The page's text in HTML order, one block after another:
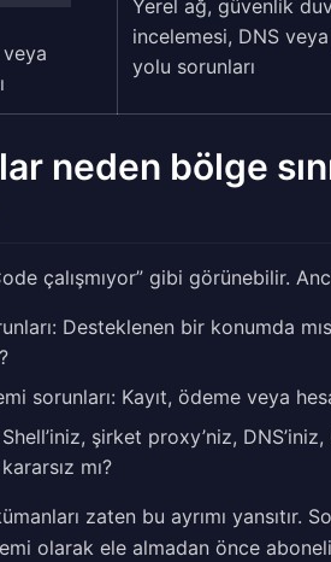
veya
Yerel ağ, güvenlik
incelemesi, DNS
yolu sorunları
neden bölge
çalışmıyor” gibi görünebilir.
Desteklenen bir konumda
sorunları: Kayıt, ödeme veya
şirket proxy’niz,
mı?
zaten bu ayrımı yansıtır.
olarak ele almadan önce